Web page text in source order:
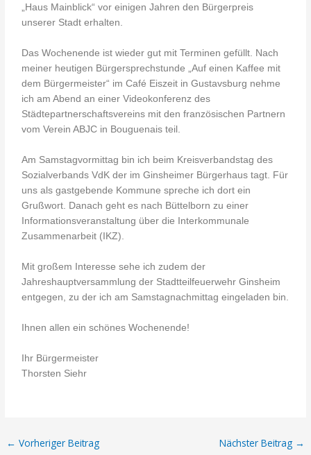
„Haus Mainblick“ vor einigen Jahren den Bürgerpreis
unserer Stadt erhalten.
Das Wochenende ist wieder gut mit Terminen gefüllt. Nach
meiner heutigen Bürgersprechstunde „Auf einen Kaffee mit
dem Bürgermeister“ im Café Eiszeit in Gustavsburg nehme
ich am Abend an einer Videokonferenz des
Städtepartnerschaftsvereins mit den französischen Partnern
vom Verein ABJC in Bouguenais teil.
Am Samstagvormittag bin ich beim Kreisverbandstag des
Sozialverbands VdK der im Ginsheimer Bürgerhaus tagt. Für
uns als gastgebende Kommune spreche ich dort ein
Grußwort. Danach geht es nach Büttelborn zu einer
Informationsveranstaltung über die Interkommunale
Zusammenarbeit (IKZ).
Mit großem Interesse sehe ich zudem der
Jahreshauptversammlung der Stadtteilfeuerwehr Ginsheim
entgegen, zu der ich am Samstagnachmittag eingeladen bin.
Ihnen allen ein schönes Wochenende!
Ihr Bürgermeister
Thorsten Siehr
← Vorheriger Beitrag Nächster Beitrag →